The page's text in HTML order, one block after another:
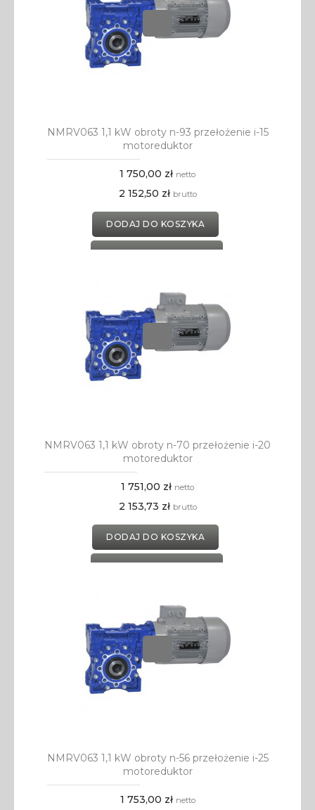
NMRV063 1,1 kW obroty n-93 przełożenie i-15
motoreduktor
1 750,00 zł netto
2 152,50 zł brutto
DODAJ DO KOSZYKA
DODAJ DO SCHOWKA
NMRV063 1,1 kW obroty n-70 przełożenie i-20
motoreduktor
1 751,00 zł netto
2 153,73 zł brutto
DODAJ DO KOSZYKA
DODAJ DO SCHOWKA
NMRV063 1,1 kW obroty n-56 przełożenie i-25
motoreduktor
1 753,00 zł netto